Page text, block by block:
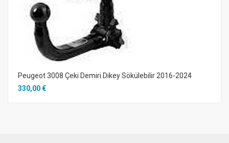
Peugeot 3008 Çeki Demiri Dikey Sökülebilir 2016-2024
330,00 €